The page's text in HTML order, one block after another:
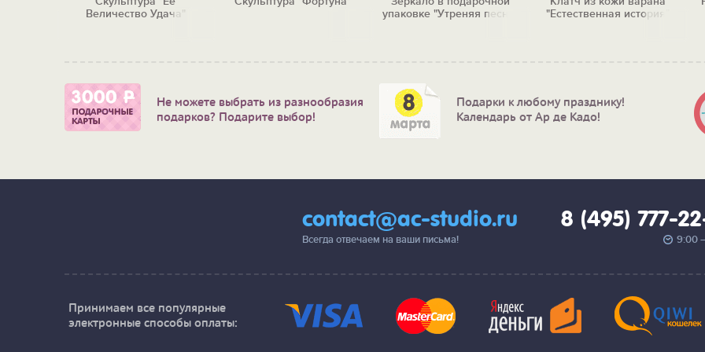
Величество Удача"
упаковке "Утреняя песня"
"Естественная история"
Не можете выбрать из разнообразия
подарков? Подарите выбор!
Подарки к любому празднику!
Календарь от Ар де Кадо!
contact@ac-studio.ru
Всегда отвечаем на ваши письма!
8 (495) 777-
9:00
Принимаем все популярные
электронные способы оплаты: